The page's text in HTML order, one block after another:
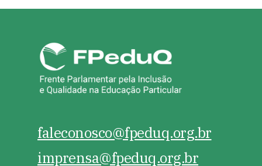
faleconosco@fpeduq.org.br
imprensa@fpeduq.org.br